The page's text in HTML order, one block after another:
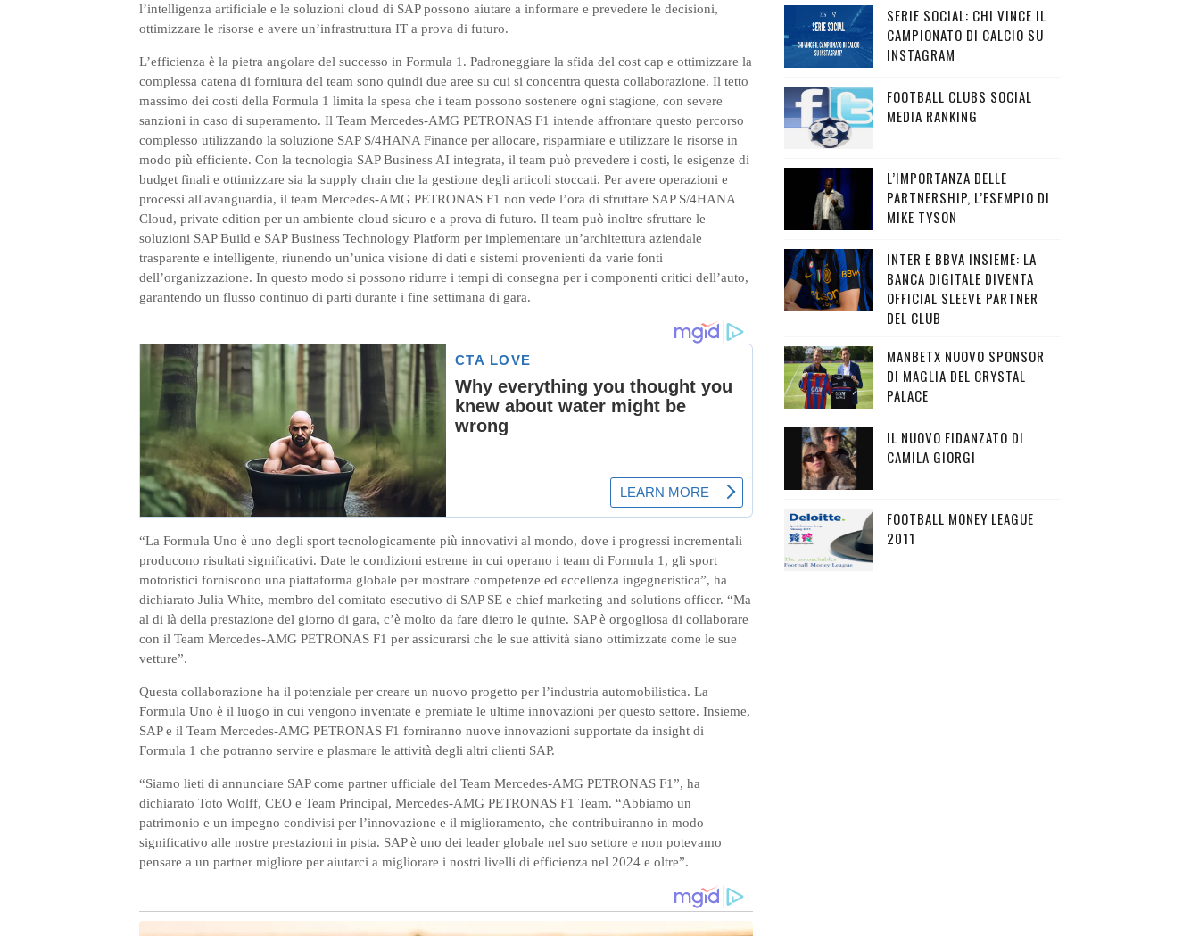
l’intelligenza artificiale e le soluzioni cloud di SAP possono aiutare a informare e prevedere le decisioni,
ottimizzare le risorse e avere un’infrastruttura IT a prova di futuro.
L’efficienza è la pietra angolare del successo in Formula 1. Padroneggiare la sfida del cost cap e ottimizzare la
complessa catena di fornitura del team sono quindi due aree su cui si concentra questa collaborazione. Il tetto
massimo dei costi della Formula 1 limita la spesa che i team possono sostenere ogni stagione, con severe
sanzioni in caso di superamento. Il Team Mercedes-AMG PETRONAS F1 intende affrontare questo percorso
complesso utilizzando la soluzione SAP S/4HANA Finance per allocare, risparmiare e utilizzare le risorse in
modo più efficiente. Con la tecnologia SAP Business AI integrata, il team può prevedere i costi, le esigenze di
budget finali e ottimizzare sia la supply chain che la gestione degli articoli stoccati. Per avere operazioni e
processi all'avanguardia, il team Mercedes-AMG PETRONAS F1 non vede l’ora di sfruttare SAP S/4HANA
Cloud, private edition per un ambiente cloud sicuro e a prova di futuro. Il team può inoltre sfruttare le
soluzioni SAP Build e SAP Business Technology Platform per implementare un’architettura aziendale
trasparente e intelligente, riunendo un’unica visione di dati e sistemi provenienti da varie fonti
dell’organizzazione. In questo modo si possono ridurre i tempi di consegna per i componenti critici dell’auto,
garantendo un flusso continuo di parti durante i fine settimana di gara.
“La Formula Uno è uno degli sport tecnologicamente più innovativi al mondo, dove i progressi incrementali
producono risultati significativi. Date le condizioni estreme in cui operano i team di Formula 1, gli sport
motoristici forniscono una piattaforma globale per mostrare competenze ed eccellenza ingegneristica”, ha
dichiarato Julia White, membro del comitato esecutivo di SAP SE e chief marketing and solutions officer. “Ma
al di là della prestazione del giorno di gara, c’è molto da fare dietro le quinte. SAP è orgogliosa di collaborare
con il Team Mercedes-AMG PETRONAS F1 per assicurarsi che le sue attività siano ottimizzate come le sue
vetture”.
Questa collaborazione ha il potenziale per creare un nuovo progetto per l’industria automobilistica. La
Formula Uno è il luogo in cui vengono inventate e premiate le ultime innovazioni per questo settore. Insieme,
SAP e il Team Mercedes-AMG PETRONAS F1 forniranno nuove innovazioni supportate da insight di
Formula 1 che potranno servire e plasmare le attività degli altri clienti SAP.
“Siamo lieti di annunciare SAP come partner ufficiale del Team Mercedes-AMG PETRONAS F1”, ha
dichiarato Toto Wolff, CEO e Team Principal, Mercedes-AMG PETRONAS F1 Team. “Abbiamo un
patrimonio e un impegno condivisi per l’innovazione e il miglioramento, che contribuiranno in modo
significativo alle nostre prestazioni in pista. SAP è uno dei leader globale nel suo settore e non potevamo
pensare a un partner migliore per aiutarci a migliorare i nostri livelli di efficienza nel 2024 e oltre”.
SERIE SOCIAL: CHI VINCE IL
CAMPIONATO DI CALCIO SU
INSTAGRAM
FOOTBALL CLUBS SOCIAL
MEDIA RANKING
L’IMPORTANZA DELLE
PARTNERSHIP, L’ESEMPIO DI
MIKE TYSON
INTER E BBVA INSIEME: LA
BANCA DIGITALE DIVENTA
OFFICIAL SLEEVE PARTNER
DEL CLUB
MANBETX NUOVO SPONSOR
DI MAGLIA DEL CRYSTAL
PALACE
IL NUOVO FIDANZATO DI
CAMILA GIORGI
FOOTBALL MONEY LEAGUE
2011